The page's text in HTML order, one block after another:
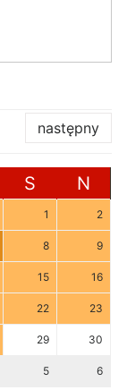
następny
S N
1 2
8 9
15 16
22 23
29 30
5 6